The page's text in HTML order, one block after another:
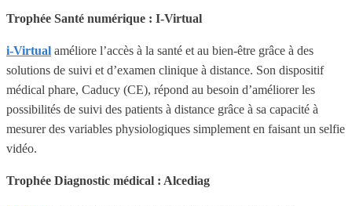
Trophée Santé numérique : I-Virtual
i-Virtual améliore l’accès à la santé et au bien-être grâce à des
solutions de suivi et d’examen clinique à distance. Son dispositif
médical phare, Caducy (CE), répond au besoin d’améliorer les
possibilités de suivi des patients à distance grâce à sa capacité à
mesurer des variables physiologiques simplement en faisant un selfie
vidéo.
Trophée Diagnostic médical : Alcediag